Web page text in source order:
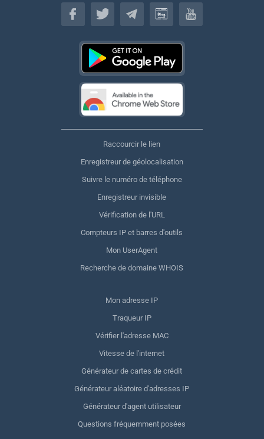
Français
Raccourcir le lien
Enregistreur de géolocalisation
Suivre le numéro de téléphone
Enregistreur invisible
Vérification de l'URL
Compteurs IP et barres d'outils
Mon UserAgent
Recherche de domaine WHOIS
Mon adresse IP
Traqueur IP
Vérifier l'adresse MAC
Vitesse de l'internet
Générateur de cartes de crédit
Générateur aléatoire d'adresses IP
Générateur d'agent utilisateur
Questions fréquemment posées